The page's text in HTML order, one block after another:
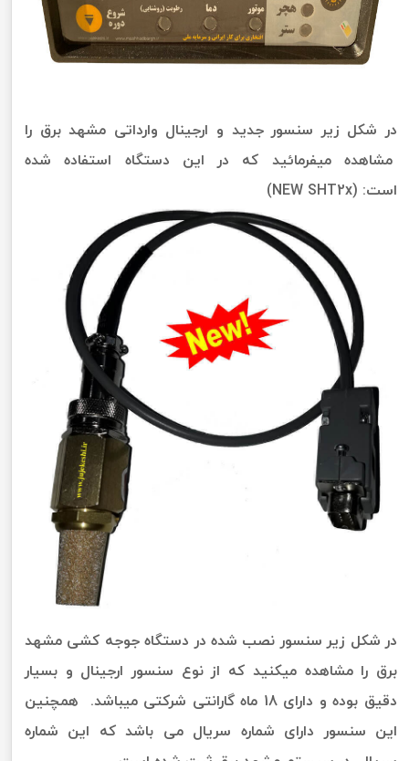
در شکل زیر سنسور جدید و ارجینال وارداتی مشهد برق را
مشاهده میفرمائید که در این دستگاه استفاده شده
است: (NEW SHT2x)
در شکل زیر سنسور نصب شده در دستگاه جوجه کشی مشهد
برق را مشاهده میکنید که از نوع سنسور ارجینال و بسیار
دقیق بوده و دارای 18 ماه گارانتی شرکتی میباشد. همچنین
این سنسور دارای شماره سریال می باشد که این شماره